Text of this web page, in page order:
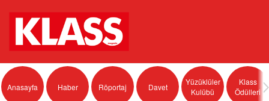
Anasayfa Haber Röportaj Davet
Yüzüklüler
Kulübü
Klass
Ödülleri